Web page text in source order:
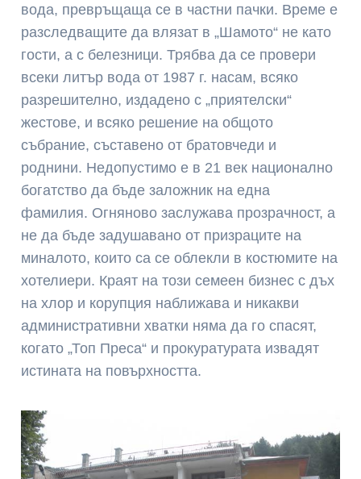
вода, превръщаща се в частни пачки. Време е
разследващите да влязат в „Шамото“ не като
гости, а с белезници. Трябва да се провери
всеки литър вода от 1987 г. насам, всяко
разрешително, издадено с „приятелски“
жестове, и всяко решение на общото
събрание, съставено от братовчеди и
роднини. Недопустимо е в 21 век национално
богатство да бъде заложник на една
фамилия. Огняново заслужава прозрачност, а
не да бъде задушавано от призраците на
миналото, които са се облекли в костюмите на
хотелиери. Краят на този семеен бизнес с дъх
на хлор и корупция наближава и никакви
административни хватки няма да го спасят,
когато „Топ Преса“ и прокуратурата извадят
истината на повърхността.